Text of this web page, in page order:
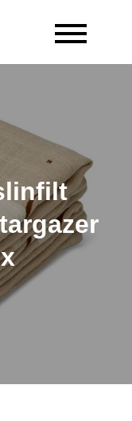
kring barn